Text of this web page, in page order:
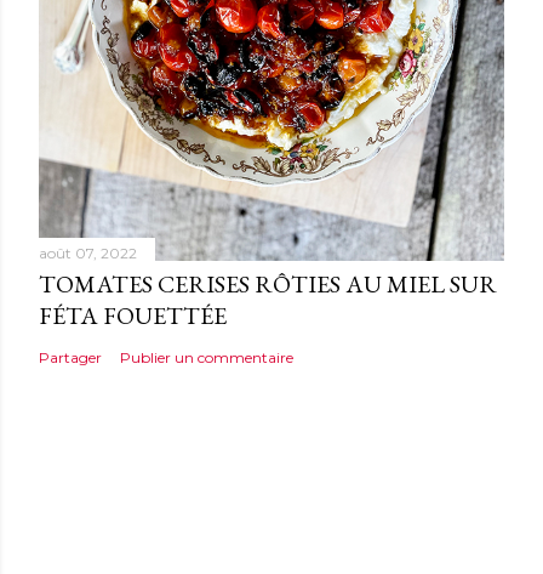
août 07, 2022
TOMATES CERISES RÔTIES AU MIEL SUR
FÉTA FOUETTÉE
Partager Publier un commentaire